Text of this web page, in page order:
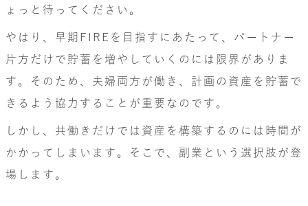
ょっと待ってください。
やはり、早期FIREを目指すにあたって、パートナー
片方だけで貯蓄を増やしていくのには限界がありま
す。そのため、夫婦両方が働き、計画の資産を貯蓄で
きるよう協力することが重要なのです。
しかし、共働きだけでは資産を構築するのには時間が
かかってしまいます。そこで、副業という選択肢が登
場します。